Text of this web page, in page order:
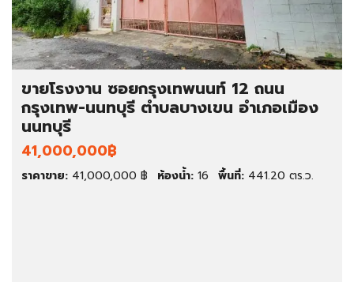
ขายโรงงาน ซอยกรุงเทพนนท์ 12 ถนน
กรุงเทพ-นนทบุรี ตำบลบางเขน อำเภอเมือง
นนทบุรี
41,000,000฿
ราคาขาย: 41,000,000 ฿ ห้องน้ำ: 16 พื้นที่: 441.20 ตร.ว.